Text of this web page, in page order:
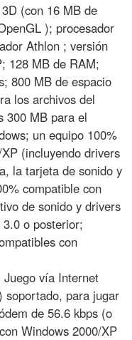
(con 16 MB de
); procesador
Athlon ; versión
128 MB de RAM;
800 MB de espacio
los archivos del
300 MB para el
un equipo 100%
(incluyendo drivers
la tarjeta de sonido y
compatible con
de sonido y drivers
o posterior;
con
Juego vía Internet
soportado, para jugar
de 56.6 kbps (o
Windows 2000/XP